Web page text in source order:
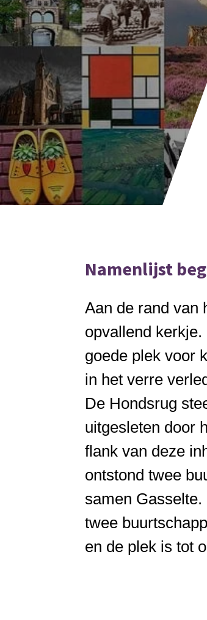
Namenlijst
Aan de rand van
opvallend
goede plek voor
in het verre
De Hondsrug
uitgesleten door
flank van deze
ontstond twee
samen
twee
en de plek is tot